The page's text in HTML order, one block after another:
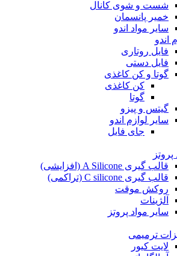
شست و شوی کانال
خمیر پانسمان
سایر مواد اندو
اندو
فایل روتاری
فایل دستی
گوتا و کن کاغذی
کن کاغذی
گوتا
گیتس و پیزو
سایر لوازم اندو
جای فایل
پروتز
قالب گیری A Silicone (افزایشی)
قالب گیری C silicone (تراکمی)
روکش موقت
آلژینات
سایر مواد پروتز
ترمیمی
لایت کیور